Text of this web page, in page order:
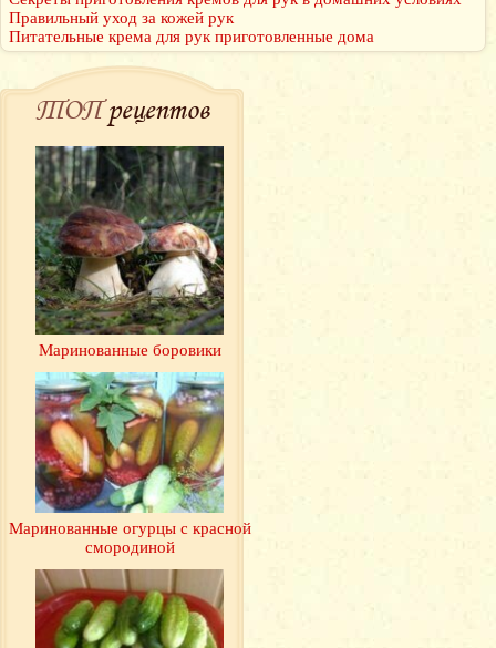
Правильный уход за кожей рук
Питательные крема для рук приготовленные дома
ТОПрецептов
Маринованные боровики
Маринованные огурцы с красной
смородиной